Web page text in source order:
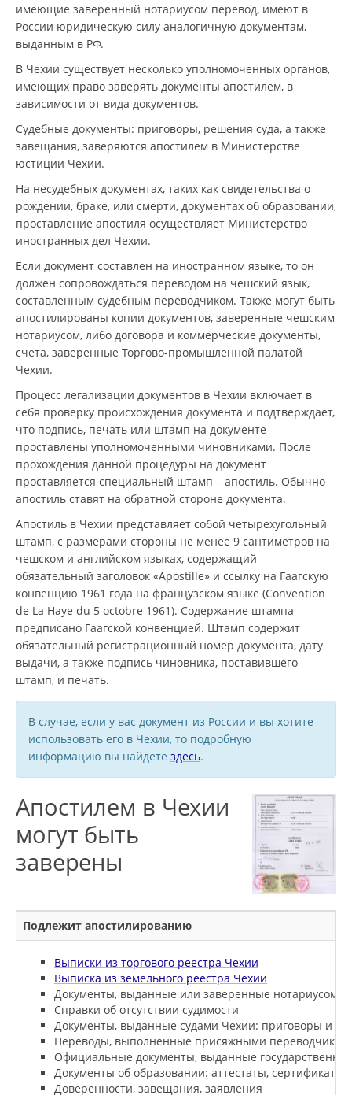
имеющие заверенный нотариусом перевод, имеют в
России юридическую силу аналогичную документам,
выданным в РФ.
В Чехии существует несколько уполномоченных органов,
имеющих право заверять документы апостилем, в
зависимости от вида документов.
Судебные документы: приговоры, решения суда, а также
завещания, заверяются апостилем в Министерстве
юстиции Чехии.
На несудебных документах, таких как свидетельства о
рождении, браке, или смерти, документах об образовании,
проставление апостиля осуществляет Министерство
иностранных дел Чехии.
Если документ составлен на иностранном языке, то он
должен сопровождаться переводом на чешский язык,
составленным судебным переводчиком. Также могут быть
апостилированы копии документов, заверенные чешским
нотариусом, либо договора и коммерческие документы,
счета, заверенные Торгово-промышленной палатой
Чехии.
Процесс легализации документов в Чехии включает в
себя проверку происхождения документа и подтверждает,
что подпись, печать или штамп на документе
проставлены уполномоченными чиновниками. После
прохождения данной процедуры на документ
проставляется специальный штамп – апостиль. Обычно
апостиль ставят на обратной стороне документа.
Апостиль в Чехии представляет собой четырехугольный
штамп, с размерами стороны не менее 9 сантиметров на
чешском и английском языках, содержащий
обязательный заголовок «Apostille» и ссылку на Гаагскую
конвенцию 1961 года на французском языке (Convention
de La Haye du 5 octobre 1961). Содержание штампа
предписано Гаагской конвенцией. Штамп содержит
обязательный регистрационный номер документа, дату
выдачи, а также подпись чиновника, поставившего
штамп, и печать.
В случае, если у вас документ из России и вы хотите
использовать его в Чехии, то подробную
информацию вы найдете здесь.
Апостилем в Чехии
могут быть
заверены
Подлежит апостилированию
Выписки из торгового реестра Чехии
Выписка из земельного реестра Чехии
Документы, выданные или заверенные нотариусом
Справки об отсутствии судимости
Документы, выданные судами Чехии: приговоры и
Переводы, выполненные присяжными
Официальные документы, выданные
Документы об образовании: аттестаты, сертификаты
Доверенности, завещания, заявления